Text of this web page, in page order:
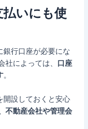
いにも使
銀行口座が必要にな
社によっては、
口座
。
開設しておくと安心
不動産会社や管理会